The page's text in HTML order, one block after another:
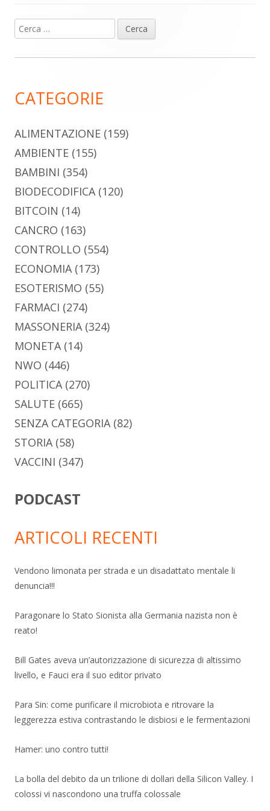
Barra
laterale
Ricerca
per:
CATEGORIE
ALIMENTAZIONE (159)
AMBIENTE (155)
BAMBINI (354)
BIODECODIFICA(120)
BITCOIN (14)
CANCRO (163)
CONTROLLO (554)
ECONOMIA(173)
ESOTERISMO (55)
FARMACI (274)
MASSONERIA(324)
MONETA(14)
NWO (446)
POLITICA(270)
SALUTE (665)
SENZA CATEGORIA(82)
STORIA(58)
VACCINI (347)
PODCAST
ARTICOLI RECENTI
Vendono limonata per strada e un disadattato mentale li
denuncia!!!
Paragonare lo Stato Sionista alla Germania nazista non è
reato!
Bill Gates aveva un’autorizzazione di sicurezza di altissimo
livello, e Fauci era il suo editor privato
Para Sin: come purificare il microbiota e ritrovare la
leggerezza estiva contrastando le disbiosi e le fermentazioni
Hamer: uno contro tutti!
La bolla del debito da un trilione di dollari della Silicon Valley. I
colossi vi nascondono una truffa colossale